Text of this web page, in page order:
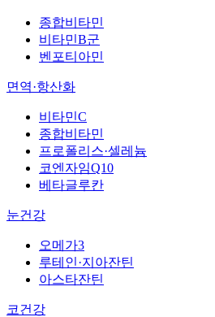
종합비타민
비타민B군
벤포티아민
면역·항산화
비타민C
종합비타민
프로폴리스·셀레늄
코엔자임Q10
베타글루칸
눈건강
오메가3
루테인·지아잔틴
아스타잔틴
코건강